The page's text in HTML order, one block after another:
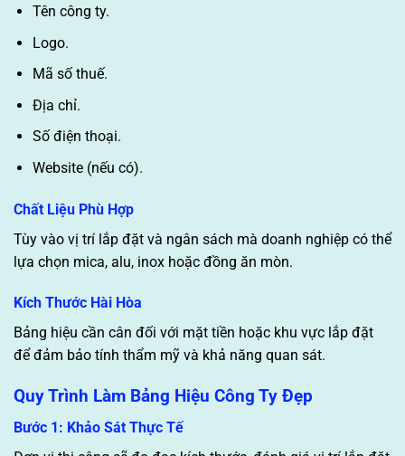
Tên công ty.
Logo.
Mã số thuế.
Địa chỉ.
Số điện thoại.
Website (nếu có).
Chất Liệu Phù Hợp
Tùy vào vị trí lắp đặt và ngân sách mà doanh nghiệp có thể
lựa chọn mica, alu, inox hoặc đồng ăn mòn.
Kích Thước Hài Hòa
Bảng hiệu cần cân đối với mặt tiền hoặc khu vực lắp đặt
để đảm bảo tính thẩm mỹ và khả năng quan sát.
Quy Trình Làm Bảng Hiệu Công Ty Đẹp
Bước 1: Khảo Sát Thực Tế